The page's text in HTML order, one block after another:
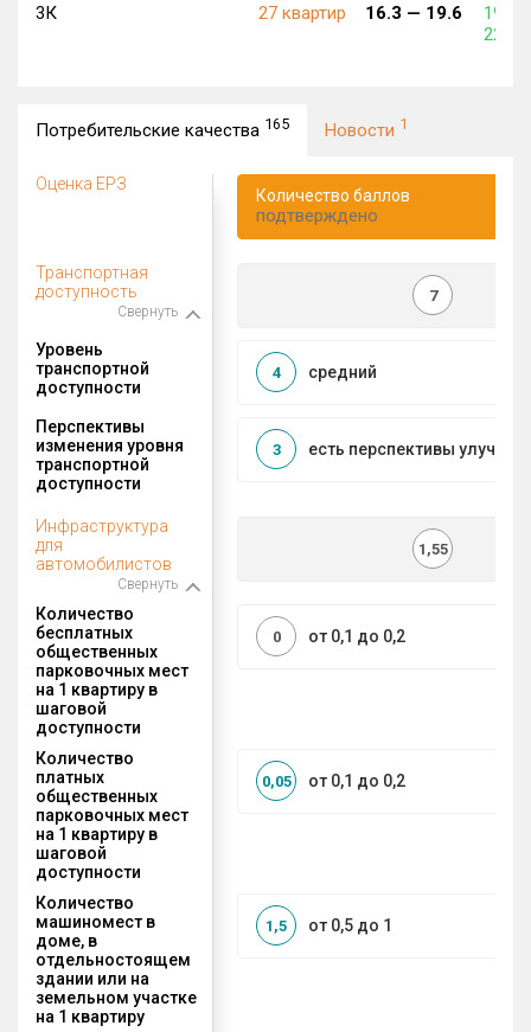
3К
27 квартир 16.3 — 19.6
199
228
Потребительские качества 165 Новости 1
Оценка ЕРЗ
Количество баллов
подтверждено
Транспортная
доступность
Свернуть
7
Уровень
транспортной
доступности
средний
4
Перспективы
изменения уровня
транспортной
доступности
есть перспективы
3
Инфраструктура
для
автомобилистов
Свернуть
1,55
Количество
бесплатных
общественных
парковочных мест
на 1 квартиру в
шаговой
доступности
от 0,1 до 0,2
0
Количество
платных
общественных
парковочных мест
на 1 квартиру в
шаговой
доступности
от 0,1 до 0,2
0,05
Количество
машиномест в
доме, в
отдельностоящем
здании или на
земельном участке
на 1 квартиру
от 0,5 до 1
1,5